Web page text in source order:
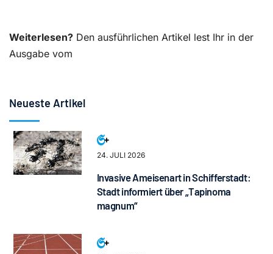
Weiterlesen? Den ausführlichen Artikel lest Ihr in der
Ausgabe vom
Neueste Artikel
24. JULI 2026
Invasive Ameisenart in Schifferstadt:
Stadt informiert über „Tapinoma
magnum“